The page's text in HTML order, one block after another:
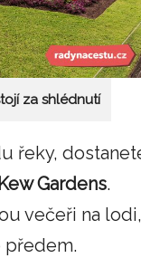
za shlédnutí
řeky,
Kew Gardens.
večeři na lodi,
předem.